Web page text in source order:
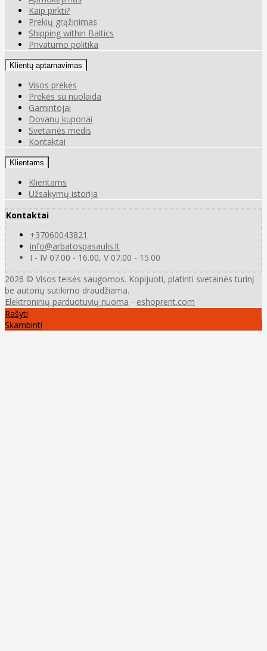
Kaip pirkti?
Prekių grąžinimas
Shipping within Baltics
Privatumo politika
Klientų aptarnavimas
Visos prekės
Prekės su nuolaida
Gamintojai
Dovanų kuponai
Svetainės medis
Kontaktai
Klientams
Klientams
Užsakymų istorija
Kontaktai
+37060043821
info@arbatospasaulis.lt
I - IV 07.00 - 16.00, V 07.00 - 15.00
2026 © Visos teisės saugomos. Kopijuoti, platinti svetainės turinį
be autorių sutikimo draudžiama.
Elektroninių parduotuvių nuoma - eshoprent.com
Rašyti
Skambinti